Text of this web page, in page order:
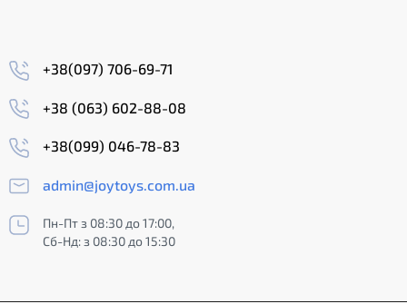
+38(097) 706-69-71
+38 (063) 602-88-08
+38(099) 046-78-83
admin@joytoys.com.ua
Пн-Пт з 08:30 до 17:00,
Сб-Нд: з 08:30 до 15:30